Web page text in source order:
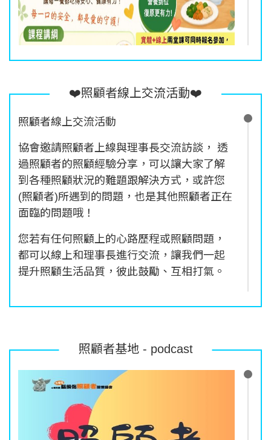
❤️照顧者線上交流活動❤️
照顧者線上交流活動
協會邀請照顧者上線與理事長交流訪談， 透
過照顧者的照顧經驗分享，可以讓大家了解
到各種照顧狀況的難題跟解決方式，或許您
(照顧者)所遇到的問題，也是其他照顧者正在
面臨的問題哦！
您若有任何照顧上的心路歷程或照顧問題，
都可以線上和理事長進行交流，讓我們一起
提升照顧生活品質，彼此鼓勵、互相打氣。
一和週五上午的時間比較可以安排上線唷！
報名表單：
https://forms.gle/szYDUf8n7jQGjvoHA
照顧者基地 - podcast